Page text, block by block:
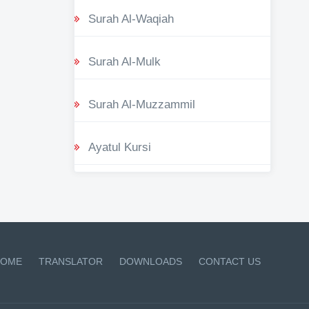
Surah Al-Waqiah
Surah Al-Mulk
Surah Al-Muzzammil
Ayatul Kursi
TRANSLATOR DOWNLOADS CONTACT US